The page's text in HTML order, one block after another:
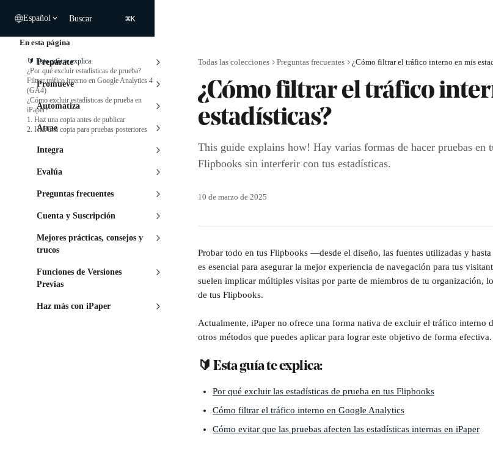
Español Buscar ⌘K
Prepárate
Promueve
Automatiza
Atrae
Integra
Evalúa
Preguntas frecuentes
Cuenta y Suscripción
Mejores prácticas, consejos y
trucos
Funciones de Versiones
Previas
Haz más con iPaper
Todas las colecciones Preguntas frecuentes ¿Cómo filtrar el tráfico interno en mis
¿Cómo filtrar el tráfico
estadísticas?
This guide explains how! Hay varias formas de hacer pruebas en
Flipbooks sin interferir con tus estadísticas.
10 de marzo de 2025
Probar todo en tus Flipbooks —desde el diseño, las fuentes utilizadas y
es esencial para asegurar la mejor experiencia de navegación para tus
suelen implicar múltiples visitas por parte de miembros de tu organización,
de tus Flipbooks.
Actualmente, iPaper no ofrece una forma nativa de excluir el tráfico interno
otros métodos que puedes aplicar para lograr este objetivo de forma efectiva.
🔰 Esta guía te explica:
Por qué excluir las estadísticas de prueba en tus Flipbooks
Cómo filtrar el tráfico interno en Google Analytics
Cómo evitar que las pruebas afecten las estadísticas internas en iPaper
En esta página
🔰 Esta guía te explica:
¿Por qué excluir estadísticas de prueba?
Filtrar tráfico interno en Google Analytics 4
(GA4)
¿Cómo excluir estadísticas de prueba en
iPaper?
1. Haz una copia antes de publicar
2. Haz una copia para pruebas posteriores